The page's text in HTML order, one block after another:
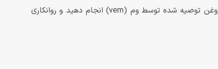
سرویس دوره ای : اگر محصول شما دارای بلبرینگ های نیاز به روانکاری است، این کار را طبق جدول زمانبندی و نوع گریس یا روغن توصیه شده توسط وم (vem) انجام دهید و روانکاری